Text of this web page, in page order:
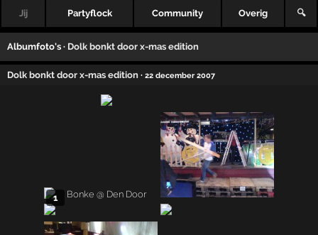
Jij Partyflock Community Overig 🔍
Albumfoto's · Dolk bonkt door x-mas edition
Dolk bonkt door x-mas edition ·22 december 2007
1